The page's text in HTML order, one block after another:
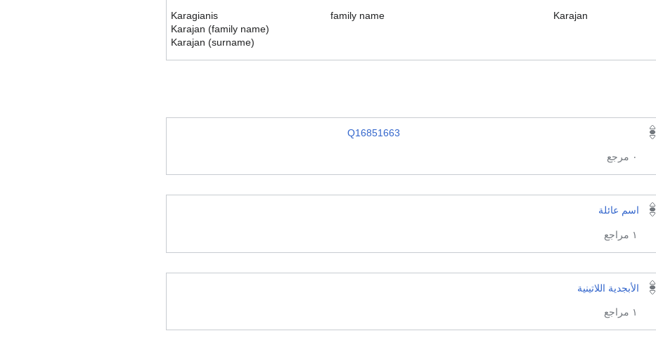
Karajan
family name
Karagianis
Karajan (family name)
Karajan (surname)
Q16851663
٠ مرجع
اسم عائلة
١ مراجع
الأبجدية اللاتينية
١ مراجع